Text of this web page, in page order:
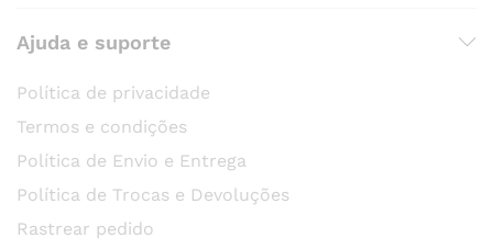
Ajuda e suporte
Política de privacidade
Termos e condições
Política de Envio e Entrega
Política de Trocas e Devoluções
Rastrear pedido